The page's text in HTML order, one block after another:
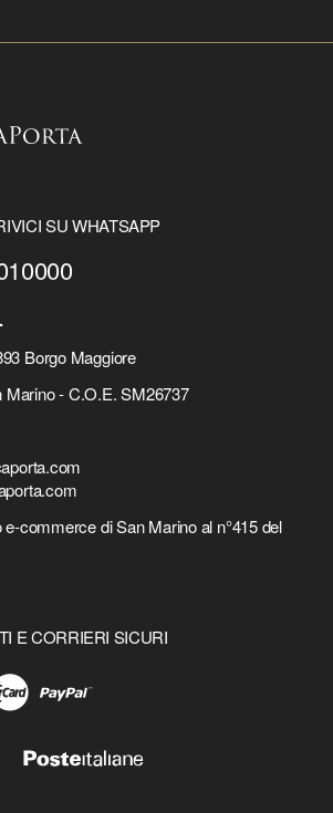
SU WHATSAPP
Borgo Maggiore
Marino - C.O.E. SM26737
commerce di San Marino al n°415 del
E CORRIERI SICURI